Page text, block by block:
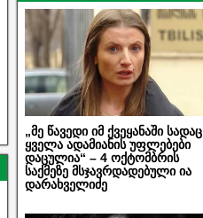
„მე წავედი იმ ქვეყანაში სადაც
ყველა ადამიანის უფლებები
დაცულია“ – 4 ოქტომბრის
საქმეზე მსჯავრდადებული ია
დარახველიძე